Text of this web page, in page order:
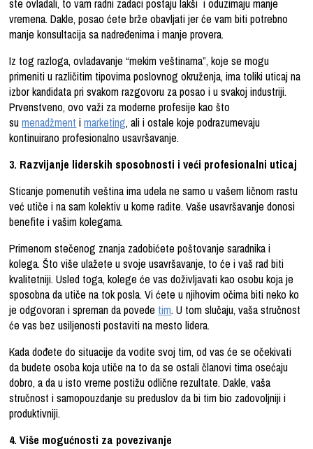
ste ovladali, to vam radni zadaci postaju lakši i oduzimaju manje
vremena. Dakle, posao ćete brže obavljati jer će vam biti potrebno
manje konsultacija sa nadređenima i manje provera.
Iz tog razloga, ovladavanje “mekim veštinama”, koje se mogu
primeniti u različitim tipovima poslovnog okruženja, ima toliki uticaj na
izbor kandidata pri svakom razgovoru za posao i u svakoj industriji.
Prvenstveno, ovo važi za moderne profesije kao što
sumenadžment imarketing, ali i ostale koje podrazumevaju
kontinuirano profesionalno usavršavanje.
3. Razvijanje liderskih sposobnosti i veći profesionalni uticaj
Sticanje pomenutih veština ima udela ne samo u vašem ličnom rastu
već utiče i na sam kolektiv u kome radite. Vaše usavršavanje donosi
benefite i vašim kolegama.
Primenom stečenog znanja zadobićete poštovanje saradnika i
kolega. Što više ulažete u svoje usavršavanje, to će i vaš rad biti
kvalitetniji. Usled toga, kolege će vas doživljavati kao osobu koja je
sposobna da utiče na tok posla. Vi ćete u njihovim očima biti neko ko
je odgovoran i spreman da povede tim. U tom slučaju, vaša stručnost
će vas bez usiljenosti postaviti na mesto lidera.
Kada dođete do situacije da vodite svoj tim, od vas će se očekivati
da budete osoba koja utiče na to da se ostali članovi tima osećaju
dobro, a da u isto vreme postižu odlične rezultate. Dakle, vaša
stručnost i samopouzdanje su preduslov da bi tim bio zadovoljniji i
produktivniji.
4. Više mogućnosti za povezivanje